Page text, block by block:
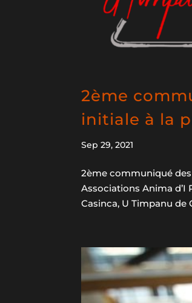
2ème
initiale à la
Sep 29, 2021
2ème communiqué
Associations Anima d’I
Casinca, U Timpanu de